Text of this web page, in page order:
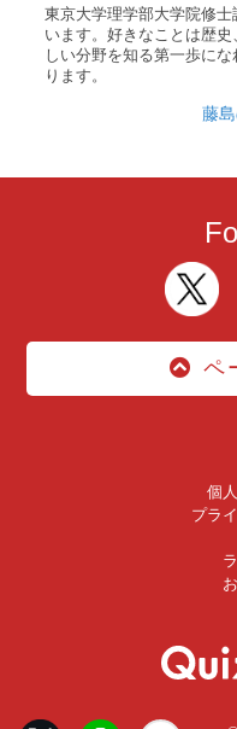
東京大学理学部大学院修
います。好きなことは歴
しい分野を知る第一歩に
ります。
藤
ペ
個
プラ